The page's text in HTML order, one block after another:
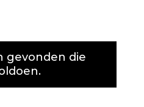
gevonden die